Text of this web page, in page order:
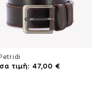
τιμή: 47,00 €